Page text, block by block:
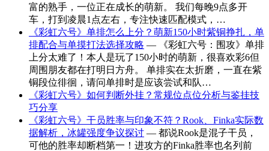
富的熟手，一位正在成长的萌新。 我们每晚9点多开
车，打到凌晨1点左右，专注快速匹配模式，…
《彩虹六号》单排怎么上分？萌新150小时紫铜挣扎，单
排配合与单摸打法选择攻略 — 《彩虹六号：围攻》单排
上分太难了！本人是玩了150小时的萌新，很喜欢彩6但
周围朋友都在打明日方舟。 单排实在太折磨，一直在紫
铜段位徘徊，请问单排时是应该尝试和队…
《彩虹六号》如何判断外挂？常规位点位分析与鉴挂技
巧分享
《彩虹六号》干员胜率与印象不符？Rook、Finka实际数
据解析，冰罐强度争议探讨 — 都说Rook是混子干员，
可他的胜率却断档第一！进攻方的Finka胜率也名列前